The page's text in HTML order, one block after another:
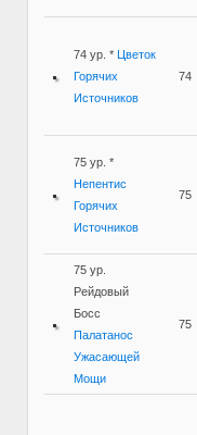
74 ур. * Цветок
Горячих
Источников
74
75 ур. *
Непентис
Горячих
Источников
75
75 ур.
Рейдовый
Босс
Палатанос
Ужасающей
Мощи
75